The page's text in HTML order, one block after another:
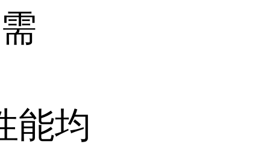
能均